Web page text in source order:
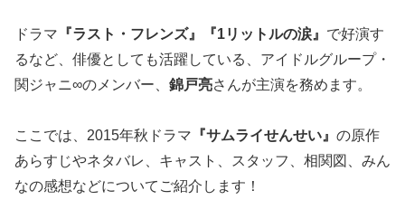
ドラマ 『ラスト・フレンズ』『1リットルの涙』 で好演す
るなど、俳優としても活躍している、アイドルグループ・
関ジャニ∞のメンバー、 錦戸亮さんが主演を務めます。
ここでは、2015年秋ドラマ 『サムライせんせい』 の原作
あらすじやネタバレ、キャスト、スタッフ、相関図、みん
なの感想などについてご紹介します！